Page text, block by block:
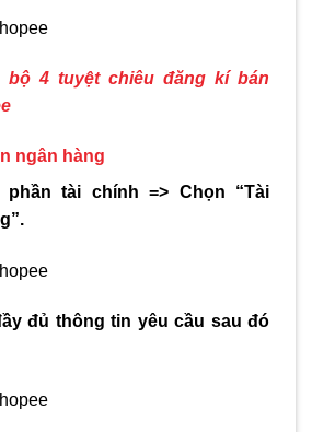
bộ 4 tuyệt chiêu đăng kí bán
ngân hàng
tài chính => Chọn “Tài
đủ thông tin yêu cầu sau đó